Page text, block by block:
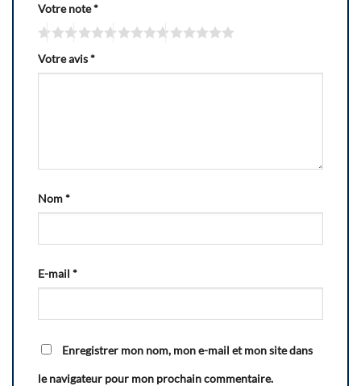
Votre note*
Votre avis*
Nom*
E-mail *
Enregistrer mon nom, mon e-mail et mon site dans
le navigateur pour mon prochain commentaire.